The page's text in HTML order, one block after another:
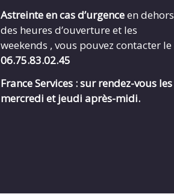
Astreinte en cas d’urgenceen dehors
des heures d’ouverture et les
weekends , vous pouvez contacter le
06.75.83.02.45
France Services : sur rendez-vous les
mercredi et jeudi après-midi.